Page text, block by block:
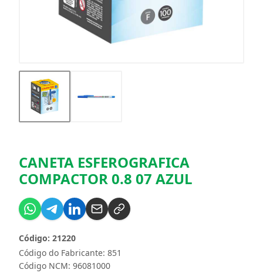
CANETA ESFEROGRAFICA
COMPACTOR 0.8 07 AZUL
Código do Fabricante: 851
Código: 21220
Código NCM: 96081000